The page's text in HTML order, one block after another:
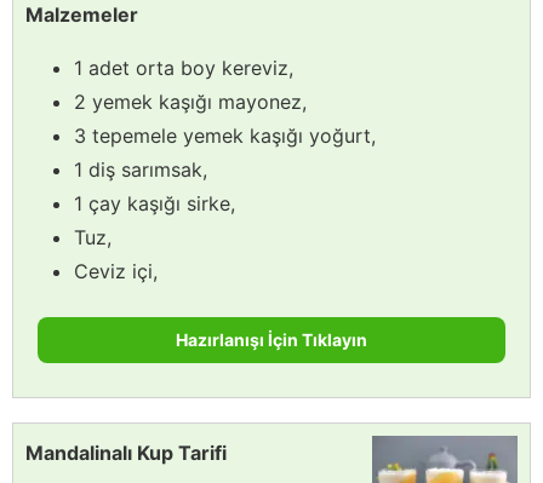
Malzemeler
1 adet orta boy kereviz,
2 yemek kaşığı mayonez,
3 tepemele yemek kaşığı yoğurt,
1 diş sarımsak,
1 çay kaşığı sirke,
Tuz,
Ceviz içi,
Hazırlanışı İçin Tıklayın
Mandalinalı Kup Tarifi